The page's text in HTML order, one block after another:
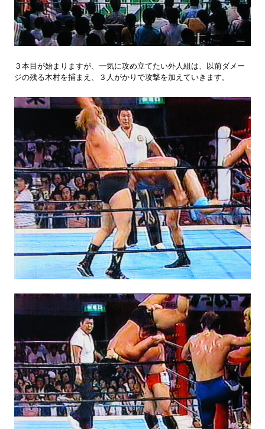
３本目が始まりますが、一気に攻め立てたい外人組は、以前ダメー
ジの残る木村を捕まえ、３人がかりで攻撃を加えていきます。